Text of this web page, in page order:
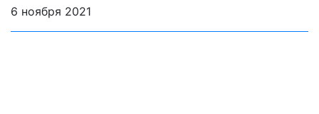
6 ноября 2021